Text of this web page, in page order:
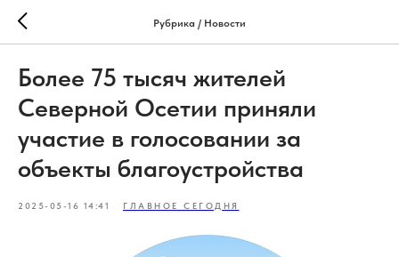
Рубрика / Новости
Более 75 тысяч жителей
Северной Осетии приняли
участие в голосовании за
объекты благоустройства
2025-05-16 14:41 ГЛАВНОЕ СЕГОДНЯ